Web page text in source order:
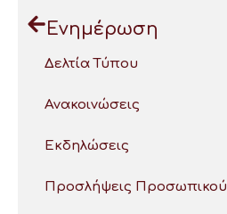
Ενημέρωση
Δελτία Τύπου
Ανακοινώσεις
Εκδηλώσεις
Προσλήψεις Προσωπικού